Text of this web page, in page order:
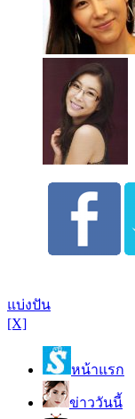
แบ่งปัน
[X]
หน้าแรก
ข่าววันนี้